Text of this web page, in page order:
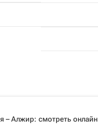
– Алжир: смотреть онлайн